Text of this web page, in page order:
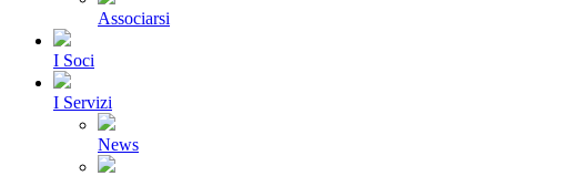
Associarsi
I Soci
I Servizi
News